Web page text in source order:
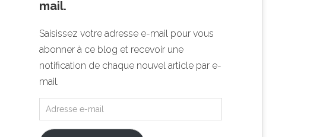
mail.
Saisissez votre adresse e-mail pour vous
abonner à ce blog et recevoir une
notification de chaque nouvel article par e-
mail.